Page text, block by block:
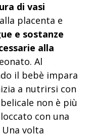
di vasi
placenta e
e sostanze
alla
Al
il bebè impara
a nutrirsi con
non è più
con una
volta